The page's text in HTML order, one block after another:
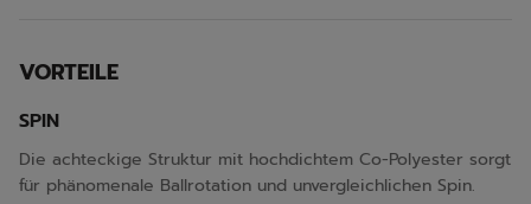
VORTEILE
SPIN
Die achteckige Struktur mit hochdichtem Co-Polyester sorgt
für phänomenale Ballrotation und unvergleichlichen Spin.